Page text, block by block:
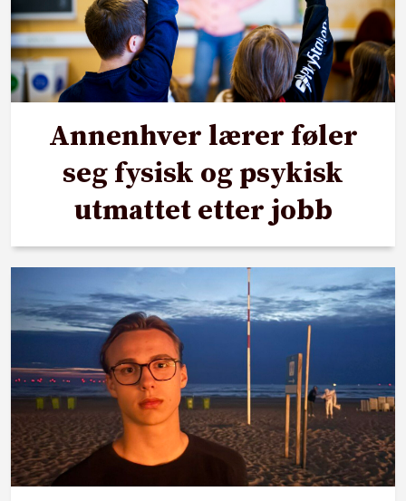
Annenhver lærer føler
seg fysisk og psykisk
utmattet etter jobb